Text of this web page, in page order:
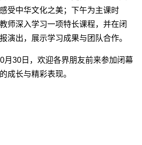
受中华文化之美； 下午为主课时
师深入学习一项特长课程，并在闭
演出，展示学习成果与团队合作。
月30日，欢迎各界朋友前来参加闭幕
成长与精彩表现。